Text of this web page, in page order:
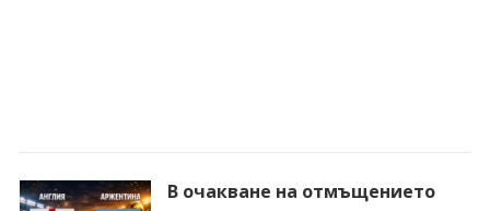
В очакване на отмъщението